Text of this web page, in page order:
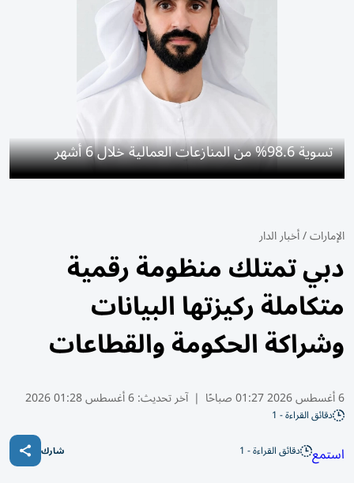
تسوية 98.6% من المنازعات العمالية خلال 6 أشهر
الإمارات/أخبار الدار
دبي تمتلك منظومة رقمية
متكاملة ركيزتها البيانات
وشراكة الحكومة والقطاعات
6 أغسطس 2026 01:27 صباحًا | آخر تحديث:6 أغسطس 01:28 2026
دقائق القراءة - 1
استمع دقائق القراءة - 1 شارك